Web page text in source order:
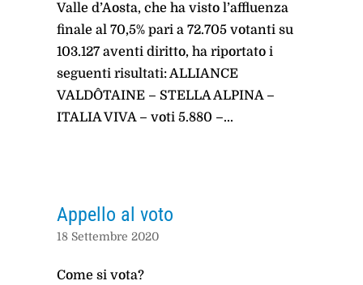
Valle d’Aosta, che ha visto l’affluenza
finale al 70,5% pari a 72.705 votanti su
103.127 aventi diritto, ha riportato i
seguenti risultati: ALLIANCE
VALDÔTAINE – STELLA ALPINA –
ITALIA VIVA – voti 5.880 –...
Appello al voto
18 Settembre 2020
Come si vota?